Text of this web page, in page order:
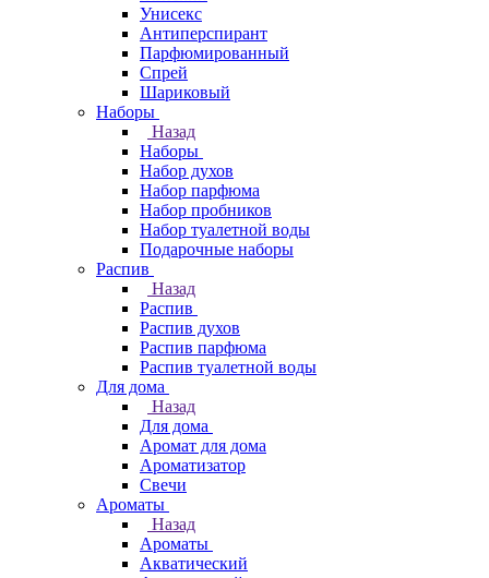
Унисекс
Антиперспирант
Парфюмированный
Спрей
Шариковый
Наборы
Назад
Наборы
Набор духов
Набор парфюма
Набор пробников
Набор туалетной воды
Подарочные наборы
Распив
Назад
Распив
Распив духов
Распив парфюма
Распив туалетной воды
Для дома
Назад
Для дома
Аромат для дома
Ароматизатор
Свечи
Ароматы
Назад
Ароматы
Акватический